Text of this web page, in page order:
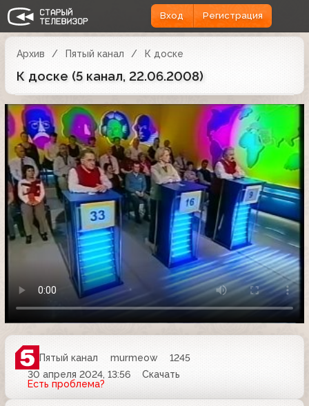
Вход Регистрация
Архив Пятый канал К доске
К доске (5 канал, 22.06.2008)
Пятый канал murmeow
1245
30 апреля 2024, 13:56
Скачать
Есть проблема?